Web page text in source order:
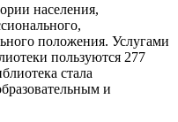
населения,
положения. Услугами
пользуются 277
стала
и